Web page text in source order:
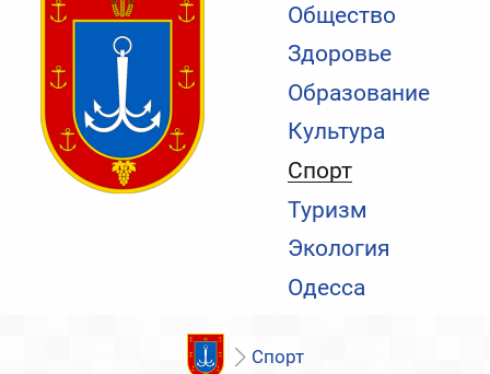
Общество
Здоровье
Образование
Культура
Спорт
Туризм
Экология
Одесса
Спорт